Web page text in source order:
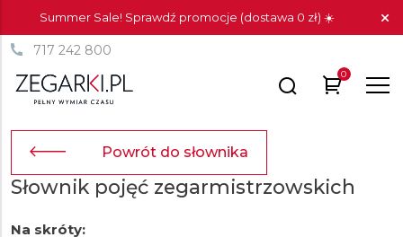
Summer Sale! Sprawdź promocje (dostawa 0 zł) ☀️
717 242 800
0
Powrót do słownika
Słownik pojęć zegarmistrzowskich
Na skróty: